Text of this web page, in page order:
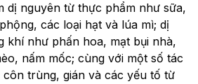
dị nguyên từ thực phẩm như sữa,
các loại hạt và lúa mì; dị
khí như phấn hoa, mạt bụi nhà,
nấm mốc; cùng với một số tác
trùng, gián và các yếu tố từ